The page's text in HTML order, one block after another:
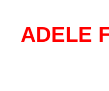
ADELE